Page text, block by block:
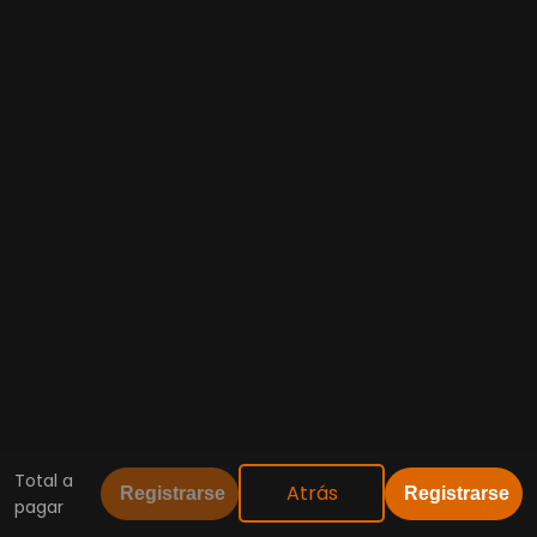
Total a
pagar
Registrarse Atrás Registrarse